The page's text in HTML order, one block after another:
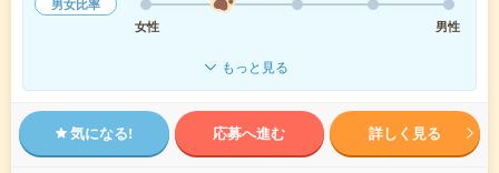
男女比率
女性
男性
もっと見る
気になる! 応募へ進む 詳しく見る